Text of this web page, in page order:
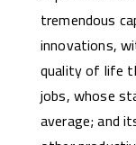
tremendous
innovations,
quality of life
jobs, whose
average; and